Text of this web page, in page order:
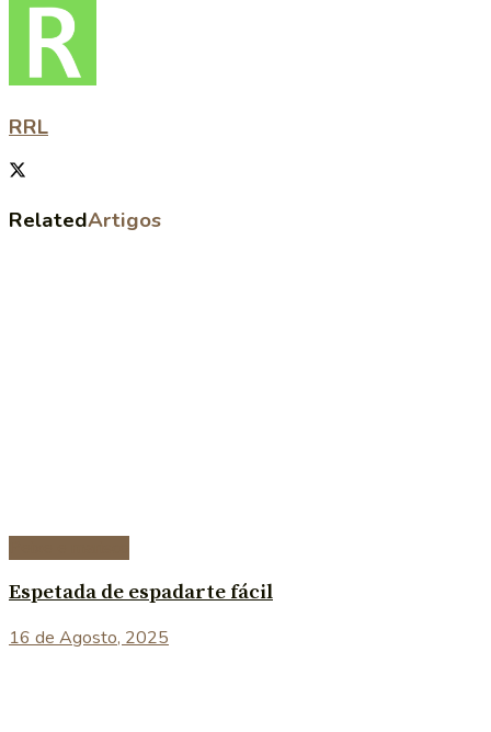
RRL
RelatedArtigos
Espetada de espadarte fácil
16 de Agosto, 2025